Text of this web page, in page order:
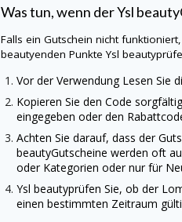
Was tun, wenn derYsl beauty
Falls ein Gutschein nicht
beautyenden PunkteYsl beauty
Vor der Verwendung Lesen Sie
Kopieren Sie den Code
eingegeben oder den
Achten Sie darauf, dass der
beautyGutscheine werden oft
oder Kategorien oder nur für
Ysl beautyprüfen Sie, ob der
einen bestimmten Zeitraum